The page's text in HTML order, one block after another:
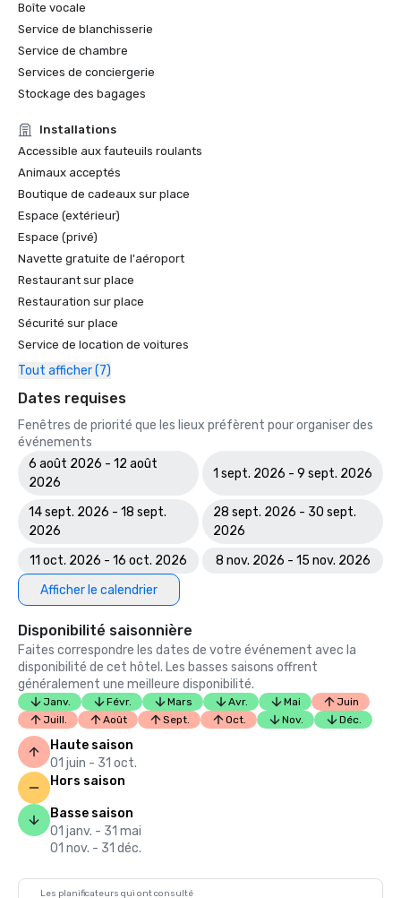
Boîte vocale
Service de blanchisserie
Service de chambre
Services de conciergerie
Stockage des bagages
Installations
Accessible aux fauteuils roulants
Animaux acceptés
Boutique de cadeaux sur place
Espace (extérieur)
Espace (privé)
Navette gratuite de l'aéroport
Restaurant sur place
Restauration sur place
Sécurité sur place
Service de location de voitures
Tout afficher (7)
Dates requises
Fenêtres de priorité que les lieux préfèrent pour organiser des
événements
6 août 2026 - 12 août
2026
1 sept. 2026 - 9 sept. 2026
14 sept. 2026 - 18 sept.
2026
28 sept. 2026 - 30 sept.
2026
11 oct. 2026 - 16 oct. 2026
8 nov. 2026 - 15 nov. 2026
Afficher le calendrier
Disponibilité saisonnière
Faites correspondre les dates de votre événement avec la
disponibilité de cet hôtel. Les basses saisons offrent
généralement une meilleure disponibilité.
Janv. Févr. Mars Avr. Mai
Juin
Juill.
Août Sept. Oct. Nov. Déc.
Haute saison
01 juin - 31 oct.
Hors saison
Basse saison
01 janv. - 31 mai
01 nov. - 31 déc.
Les planificateurs qui ont consulté